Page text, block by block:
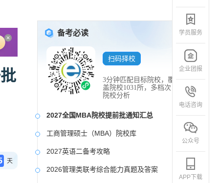
天
备考必读
扫码择校
3分钟匹配目标院校，覆
盖院校1031所，多档次
院校分析
2027全国MBA院校提前批通知汇总
工商管理硕士（MBA）院校库
2027英语二备考攻略
2026管理类联考综合能力真题及答案
学员服务
企业团报
电话咨询
公众号
APP下载